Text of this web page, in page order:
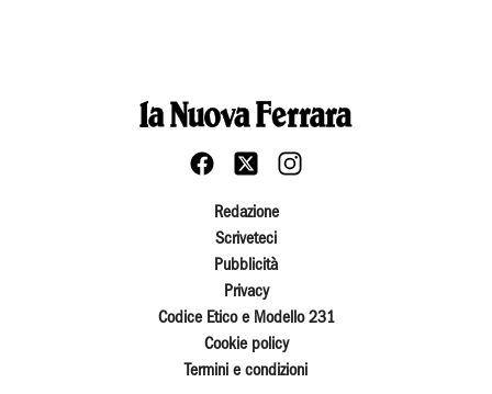
Redazione
Scriveteci
Pubblicità
Privacy
Codice Etico e Modello 231
Cookie policy
Termini e condizioni